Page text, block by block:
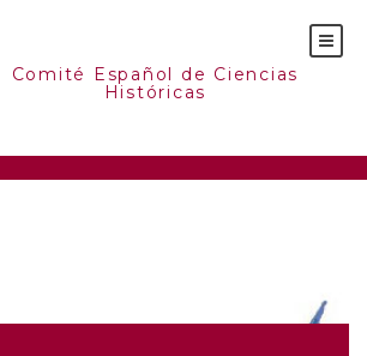
Comité Español de Ciencias
Históricas